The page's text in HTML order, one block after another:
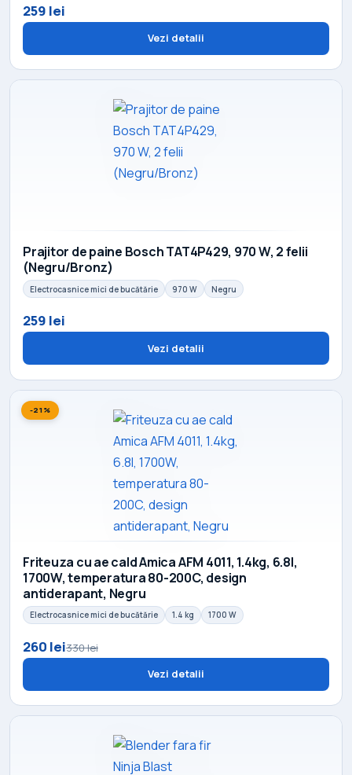
259 lei
Vezi detalii
Prajitor de paine Bosch TAT4P429, 970 W, 2 felii
(Negru/Bronz)
Electrocasnice mici de bucătărie 970 W Negru
259 lei
Vezi detalii
-21%
Friteuza cu ae cald Amica AFM 4011, 1.4kg, 6.8l,
1700W, temperatura 80-200C, design
antiderapant, Negru
Electrocasnice mici de bucătărie 1.4 kg 1700 W
260 lei330 lei
Vezi detalii